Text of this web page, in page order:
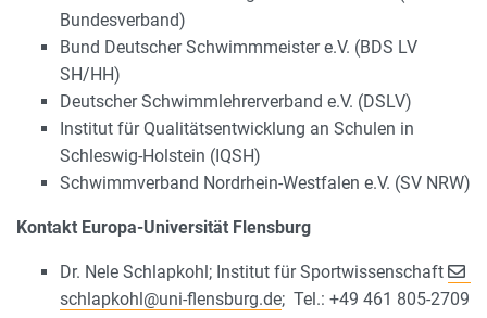
Bundesverband)
Bund Deutscher Schwimmmeister e.V. (BDS LV
SH/HH)
Deutscher Schwimmlehrerverband e.V. (DSLV)
Institut für Qualitätsentwicklung an Schulen in
Schleswig-Holstein (IQSH)
Schwimmverband Nordrhein-Westfalen e.V. (SV NRW)
Kontakt Europa-Universität Flensburg
Dr. Nele Schlapkohl; Institut für Sportwissenschaft
schlapkohl @uni-flensburg.de; Tel.: +49 461 805-2709